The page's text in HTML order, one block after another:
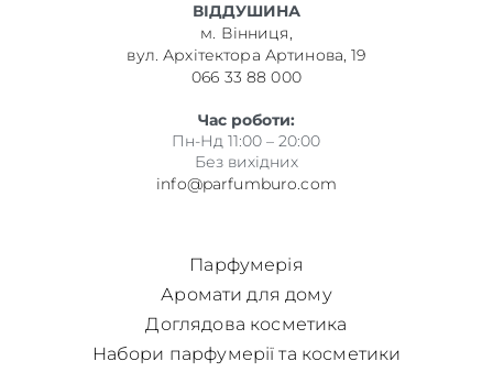
ВІДДУШИНА
м. Вінниця,
вул. Архітектора Артинова, 19
066 33 88 000
Час роботи:
Пн-Нд 11:00 – 20:00
Без вихідних
info@parfumburo.com
Парфумерія
Аромати для дому
Доглядова косметика
Набори парфумерії та косметики